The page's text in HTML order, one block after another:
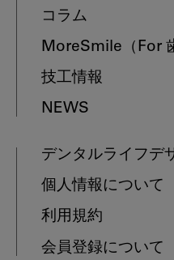
コラム
MoreSmile （For
技工情報
NEWS
デンタルライフデ
個人情報について
利用規約
会員登録について